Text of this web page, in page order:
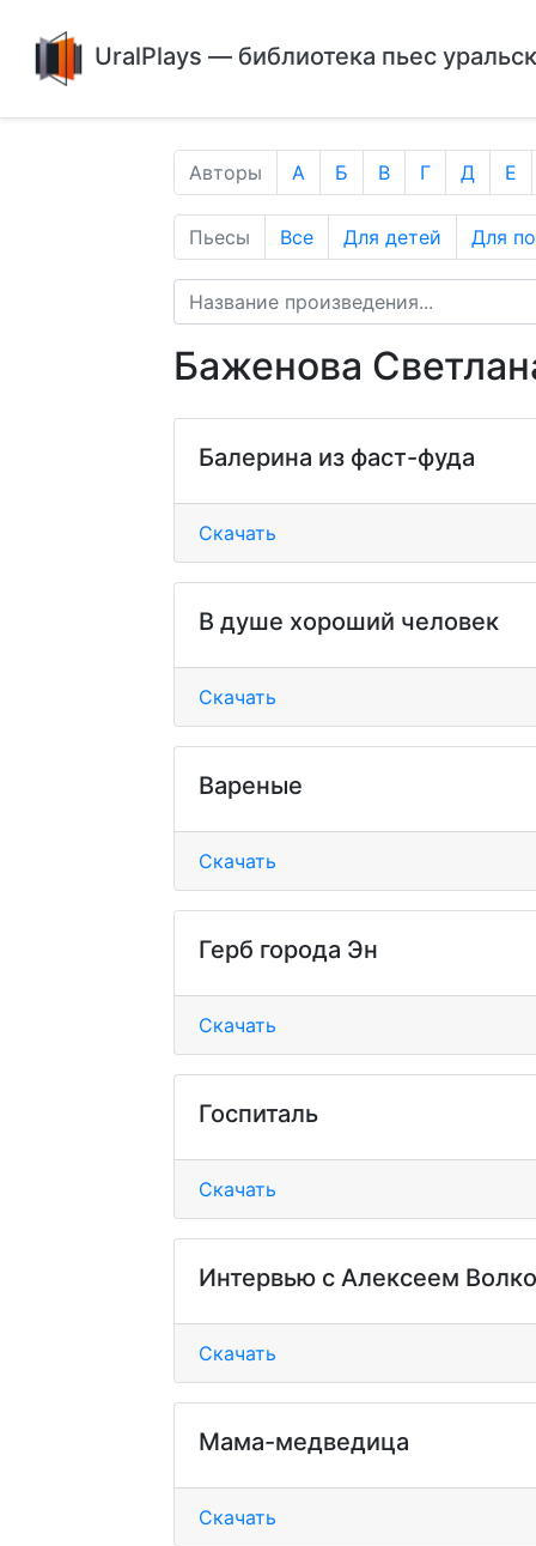
UralPlays — библиотека пьес
Авторы А Б В Г Д Е
Пьесы Все Для детей Для
Баженова
Балерина из фаст-фуда
Скачать
В душе хороший человек
Скачать
Вареные
Скачать
Герб города Эн
Скачать
Госпиталь
Скачать
Интервью с Алексеем
Скачать
Мама-медведица
Скачать